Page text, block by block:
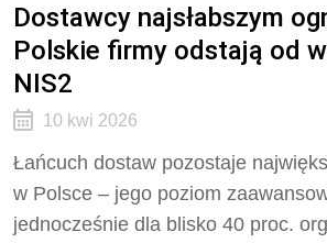
Dostawcy najsłabszym
Polskie firmy odstają od
NIS2
10 kwi 2026
Łańcuch dostaw pozostaje
w Polsce – jego poziom
jednocześnie dla blisko 40 proc.